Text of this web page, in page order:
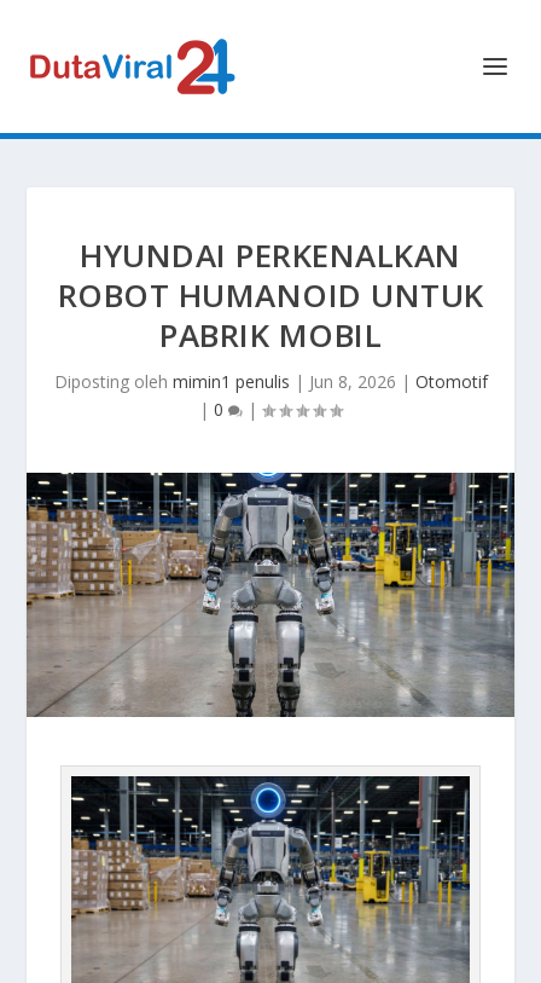
HYUNDAI PERKENALKAN
ROBOT HUMANOID UNTUK
PABRIK MOBIL
Diposting oleh mimin1 penulis | Jun 8, 2026 | Otomotif
| 0 |